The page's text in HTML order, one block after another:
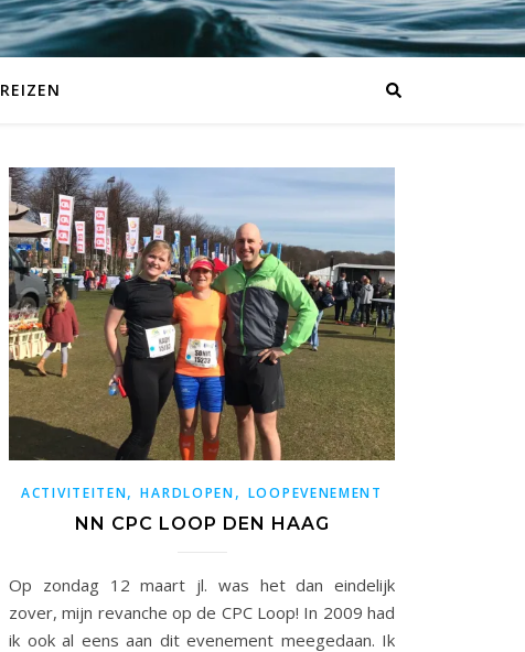
REIZEN
ACTIVITEITEN,HARDLOPEN, LOOPEVENEMENT
NN CPC LOOP DEN HAAG
Op zondag 12 maart jl. was het dan eindelijk
zover, mijn revanche op de CPC Loop! In 2009 had
ik ook al eens aan dit evenement meegedaan. Ik